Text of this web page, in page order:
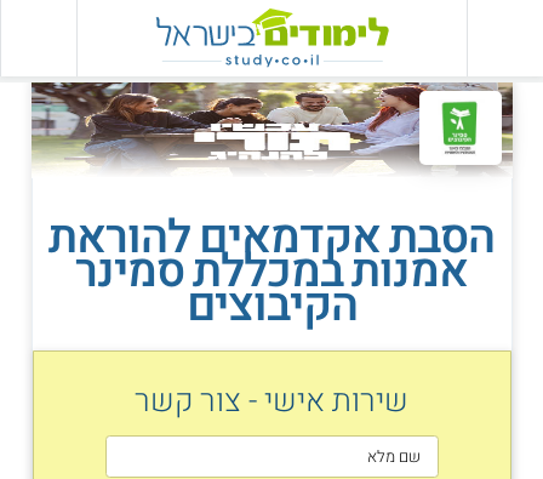
הסבת אקדמאים להוראת
אמנות במכללת סמינר
הקיבוצים
שירות אישי - צור קשר